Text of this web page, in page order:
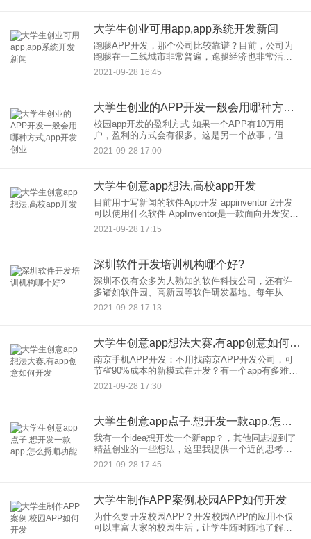
大学生创业可用app,app系统开发新闻
跑腿APP开发，那个公司比较靠谱？目前，公司为
跑腿在一二线城市非常普遍，跑腿经济也非常活
跃。随着现代人生活水平的提高，跑腿经济迅速孕
育，越来越多的企业家选择同城的免费制度作为跑
2021-09-28 16:45
大学生创业的APP开发一般会用哪种方式,app开发创业
校园app开发的盈利方式 如果一个APP有10万用
户，盈利的方式会有很多。这是另一个故事，但是
你较好在做APP之前有一个大致的想法和方法。如
今，许多个人或企业没有开发技术，他们通过公
2021-09-28 17:00
大学生创意app想法,高校app开发
目前用于写新闻的软件App开发 appinventor 2开发
可以使用什么软件 AppInventor是一款面向开发安卓
应用的可视化编程工具，因为它的易用性，开发可
以专注于软件的创意和功能，避免
2021-09-28 17:15
深圳软件开发培训机构哪个好?
深圳不仅有众多为人熟知的软件科技公司，还有许
多诸如软件园、高新园等软件研发基地。每年从国
内各地都会涌入大量的软件开发人才来响应着“来了
就是深圳人”的口号。不仅如此，一些软件开发培训
2021-09-28 17:13
大学生创意app想法大赛,有app创意如何开发
南京手机APP开发：不用找南京APP开发公司，可
节省90%成本的新模式在开发？有一个app有多难我
应该找什么样的南京APP？开发公司？开发？需要
谁多少时间？ 自从我们从事app开发行业以来，我们
2021-09-28 17:30
大学生创意app点子,想开发一款app,怎么捋顺功能
我有一个idea想开发一个新app？，其他同志提到了
精益创业的一些想法，这里我提供一个近的思考项
目，就是基于“想法”，我们真的可以找志同道合的人
2021-09-28 17:45
大学生制作APP案例,校园APP如何开发
为什么要开发校园APP？开发校园APP的应用不仅
可以丰富大家的校园生活，让学生随时随地了解校